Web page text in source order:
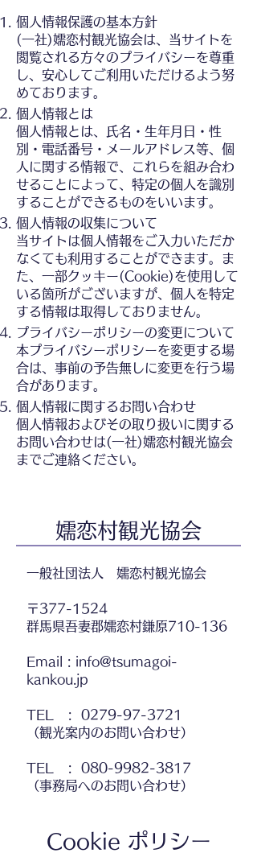
個人情報保護の基本方針
(一社)嬬恋村観光協会は、当サイトを
閲覧される方々のプライバシーを尊重
し、安心してご利用いただけるよう努
めております。
個人情報とは
個人情報とは、氏名・生年月日・性
別・電話番号・メールアドレス等、個
人に関する情報で、これらを組み合わ
せることによって、特定の個人を識別
することができるものをいいます。
個人情報の収集について
当サイトは個人情報をご入力いただか
なくても利用することができます。ま
た、一部クッキー(Cookie)を使用して
いる箇所がございますが、個人を特定
する情報は取得しておりません。
プライバシーポリシーの変更について
本プライバシーポリシーを変更する場
合は、事前の予告無しに変更を行う場
合があります。
個人情報に関するお問い合わせ
個人情報およびその取り扱いに関する
お問い合わせは(一社)嬬恋村観光協会
までご連絡ください。
嬬恋村観光協会
​一般社団法人 嬬恋村観光協会
​〒377-1524
群馬県吾妻郡嬬恋村鎌原710-136​
Email : info@tsumagoi-
kankou.jp
TEL : 0279-97-3721
（観光案内のお問い合わせ）​
TEL : 080-9982-3817
（事務局へのお問い合わせ）
Cookie ポリシー